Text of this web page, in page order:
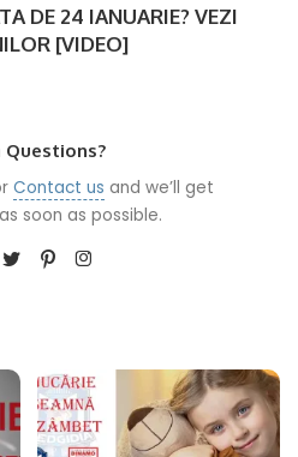
DE 24 IANUARIE? VEZI
[VIDEO]
Questions?
Contact us and we’ll get
soon as possible.